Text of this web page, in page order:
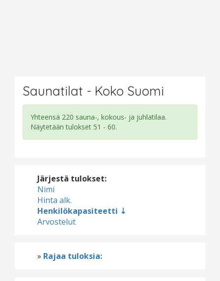
Saunatilat - Koko Suomi
Yhteensä 220 sauna-, kokous- ja juhlatilaa.
Näytetään tulokset 51 - 60.
Järjestä tulokset:
Nimi
Hinta alk.
Henkilökapasiteetti
Arvostelut
» Rajaa tuloksia: